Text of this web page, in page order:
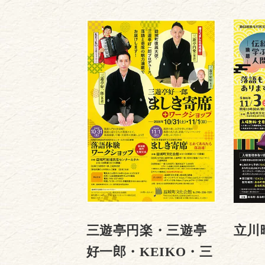
三遊亭円楽・三遊亭
好一郎・KEIKO・三
立川